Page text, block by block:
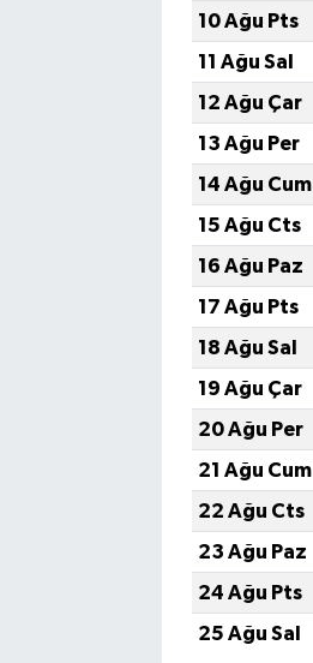
10 Ağu Pts
11 Ağu Sal
12 Ağu Çar
13 Ağu Per
14 Ağu Cum
15 Ağu Cts
16 Ağu Paz
17 Ağu Pts
18 Ağu Sal
19 Ağu Çar
20 Ağu Per
21 Ağu Cum
22 Ağu Cts
23 Ağu Paz
24 Ağu Pts
25 Ağu Sal